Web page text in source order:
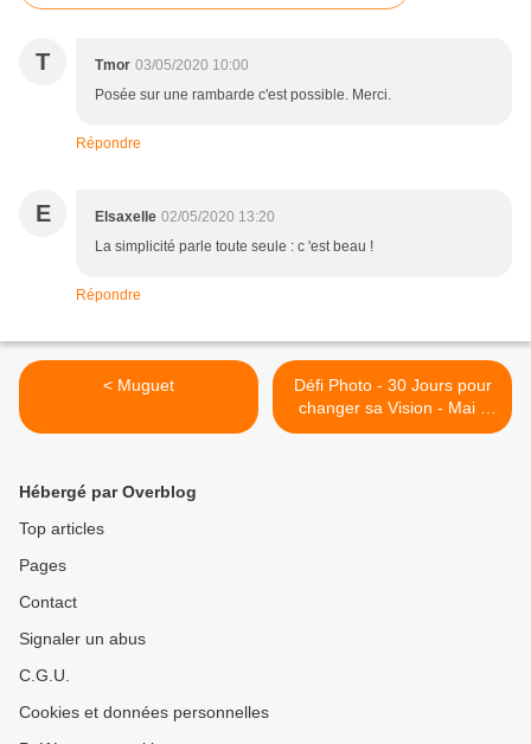
T Tmor 03/05/2020 10:00
Posée sur une rambarde c'est possible. Merci.
Répondre
E Elsaxelle 02/05/2020 13:20
La simplicité parle toute seule : c 'est beau !
Répondre
< Muguet
Défi Photo - 30 Jours pour
changer sa Vision - Mai -
Jour 03 - Bokeh..
Hébergé par Overblog
Top articles
Pages
Contact
Signaler un abus
C.G.U.
Cookies et données personnelles